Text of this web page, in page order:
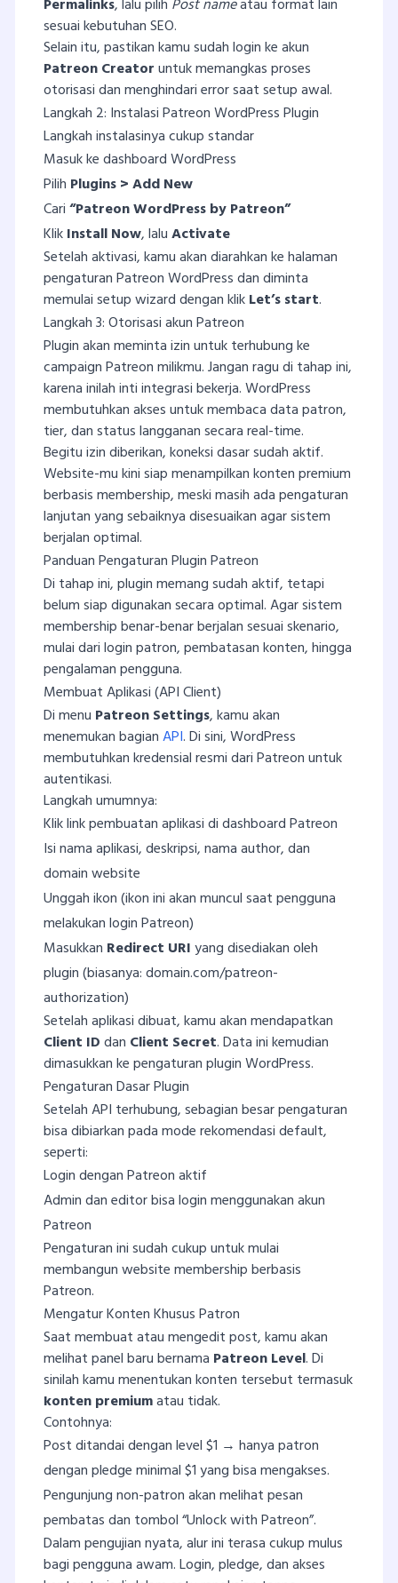
Permalinks, lalu pilih Post nameatau format lain
sesuai kebutuhan SEO.
Selain itu, pastikan kamu sudah login ke akun
Patreon Creatoruntuk memangkas proses
otorisasi dan menghindari error saat setup awal.
Langkah 2: Instalasi Patreon WordPress Plugin
Langkah instalasinya cukup standar
Masuk ke dashboard WordPress
Pilih Plugins > Add New
Cari“Patreon WordPress by Patreon”
KlikInstall Now, laluActivate
Setelah aktivasi, kamu akan diarahkan ke halaman
pengaturan Patreon WordPress dan diminta
memulai setup wizard dengan klikLet’s start.
Langkah 3: Otorisasi akun Patreon
Plugin akan meminta izin untuk terhubung ke
campaign Patreon milikmu. Jangan ragu di tahap ini,
karena inilah inti integrasi bekerja. WordPress
membutuhkan akses untuk membaca data patron,
tier, dan status langganan secara real-time.
Begitu izin diberikan, koneksi dasar sudah aktif.
Website-mu kini siap menampilkan konten premium
berbasis membership, meski masih ada pengaturan
lanjutan yang sebaiknya disesuaikan agar sistem
berjalan optimal.
Panduan Pengaturan Plugin Patreon
Di tahap ini, plugin memang sudah aktif, tetapi
belum siap digunakan secara optimal. Agar sistem
membership benar-benar berjalan sesuai skenario,
mulai dari login patron, pembatasan konten, hingga
pengalaman pengguna.
Membuat Aplikasi (API Client)
Di menu Patreon Settings, kamu akan
menemukan bagianAPI. Di sini, WordPress
membutuhkan kredensial resmi dari Patreon untuk
autentikasi.
Langkah umumnya:
Klik link pembuatan aplikasi di dashboard Patreon
Isi nama aplikasi, deskripsi, nama author, dan
domain website
Unggah ikon (ikon ini akan muncul saat pengguna
melakukan login Patreon)
Masukkan Redirect URIyang disediakan oleh
plugin (biasanya: domain.com/patreon-
authorization)
Setelah aplikasi dibuat, kamu akan mendapatkan
Client IDdan Client Secret. Data ini kemudian
dimasukkan ke pengaturan plugin WordPress.
Pengaturan Dasar Plugin
Setelah API terhubung, sebagian besar pengaturan
bisa dibiarkan pada mode rekomendasi default,
seperti:
Login dengan Patreon aktif
Admin dan editor bisa login menggunakan akun
Patreon
Pengaturan ini sudah cukup untuk mulai
membangun website membership berbasis
Patreon.
Mengatur Konten Khusus Patron
Saat membuat atau mengedit post, kamu akan
melihat panel baru bernama Patreon Level. Di
sinilah kamu menentukan konten tersebut termasuk
konten premiumatau tidak.
Contohnya:
Post ditandai dengan level $1 → hanya patron
dengan pledge minimal $1 yang bisa mengakses.
Pengunjung non-patron akan melihat pesan
pembatas dan tombol “Unlock with Patreon”.
Dalam pengujian nyata, alur ini terasa cukup mulus
bagi pengguna awam. Login, pledge, dan akses